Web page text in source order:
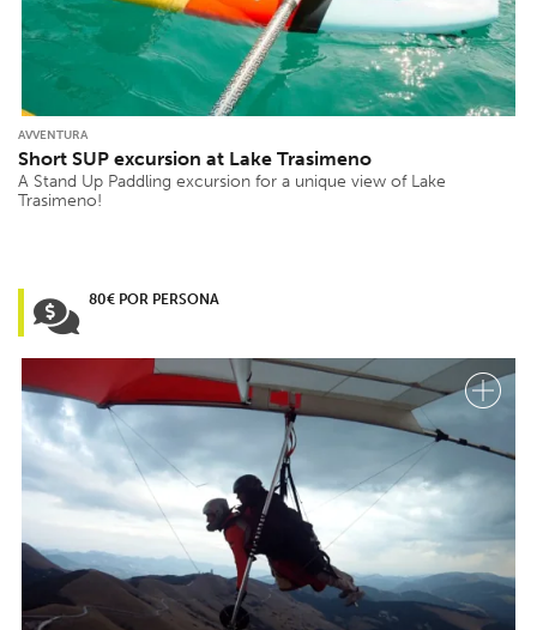
AVVENTURA
Short SUP excursion at Lake Trasimeno
A Stand Up Paddling excursion for a unique view of Lake
Trasimeno!
80€ POR PERSONA